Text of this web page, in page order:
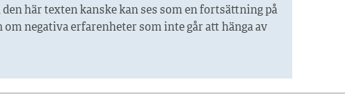
här texten kanske kan ses som en fortsättning på
negativa erfarenheter som inte går att hänga av